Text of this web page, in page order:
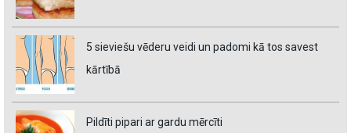
5 sieviešu vēderu veidi un padomi kā tos savest
kārtībā
Pildīti pipari ar gardu mērcīti